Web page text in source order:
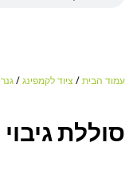
עמוד הבית / ציוד לקמפינג /
סוללת גיבוי 36Wh flip36